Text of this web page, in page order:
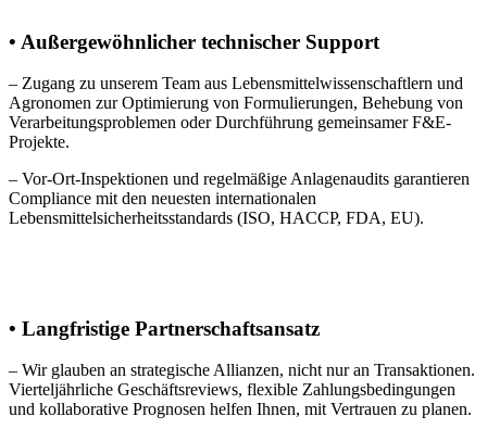
• Außergewöhnlicher technischer Support
– Zugang zu unserem Team aus Lebensmittelwissenschaftlern und
Agronomen zur Optimierung von Formulierungen, Behebung von
Verarbeitungsproblemen oder Durchführung gemeinsamer F&E-
Projekte.
– Vor-Ort-Inspektionen und regelmäßige Anlagenaudits garantieren
Compliance mit den neuesten internationalen
Lebensmittelsicherheitsstandards (ISO, HACCP, FDA, EU).
• Langfristige Partnerschaftsansatz
– Wir glauben an strategische Allianzen, nicht nur an Transaktionen.
Vierteljährliche Geschäftsreviews, flexible Zahlungsbedingungen
und kollaborative Prognosen helfen Ihnen, mit Vertrauen zu planen.